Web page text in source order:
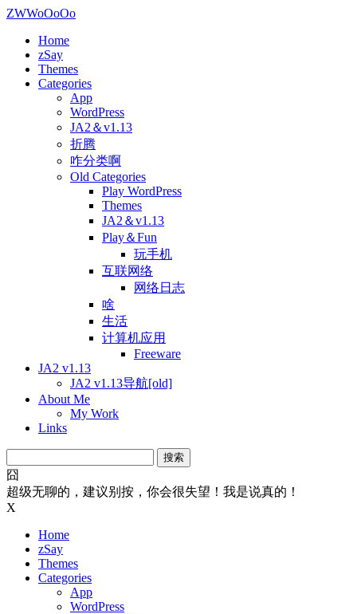
ZWWoOoOo
Home
zSay
Themes
Categories
App
WordPress
JA2＆v1.13
折腾
咋分类啊
Old Categories
Play WordPress
Themes
JA2＆v1.13
Play＆Fun
玩手机
互联网络
网络日志
啥
生活
计算机应用
Freeware
JA2 v1.13
JA2 v1.13导航[old]
About Me
My Work
Links
索：
囧
超级无聊的，建议别按，你会很失望！我是说真的！
X
Home
zSay
Themes
Categories
App
WordPress